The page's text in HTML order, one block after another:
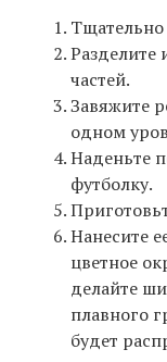
Разделите
частей.
Завяжите
одном
Наденьте
футболку.
Нанесите
цветное
делайте
плавного
будет